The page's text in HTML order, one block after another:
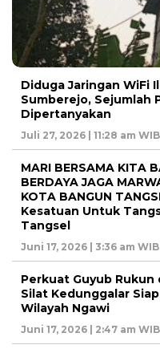
Diduga Jaringan WiFi
Sumberejo, Sejumlah
Dipertanyakan
Juli 27, 2026 | 11:28 am WIB
MARI BERSAMA KITA
BERDAYA JAGA
KOTA BANGUN
Kesatuan Untuk
Tangsel
Juni 17, 2026 | 3:36 am WIB
Perkuat Guyub Rukun
Silat Kedunggalar
Wilayah Ngawi
Juni 17, 2026 | 2:47 am WIB